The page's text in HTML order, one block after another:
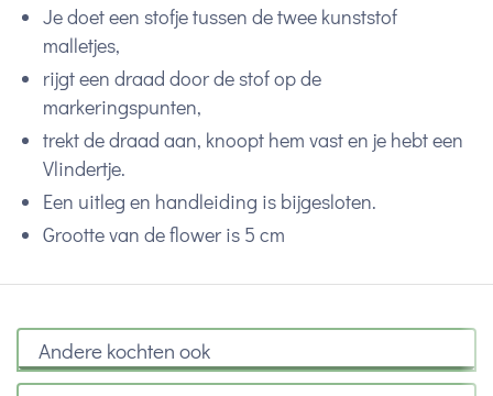
Je doet een stofje tussen de twee kunststof
malletjes,
rijgt een draad door de stof op de
markeringspunten,
trekt de draad aan, knoopt hem vast en je hebt een
Vlindertje.
Een uitleg en handleiding is bijgesloten.
Grootte van de flower is 5 cm
Andere kochten ook